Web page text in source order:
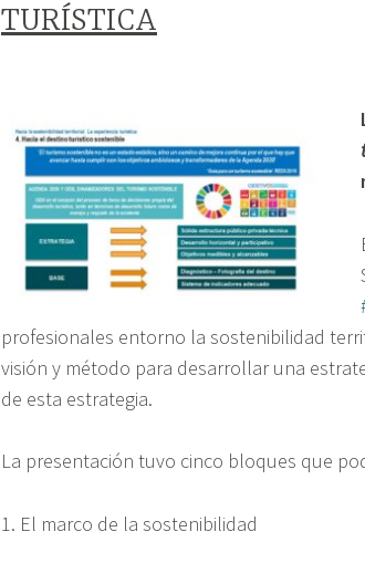
TURÍSTICA
profesionales entorno la sostenibilidad
visión y método para desarrollar una
de esta estrategia.
La presentación tuvo cinco bloques que
1. El marco de la sostenibilidad